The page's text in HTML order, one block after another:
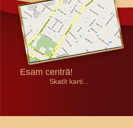
Esam centrā!
Skatīt karti...